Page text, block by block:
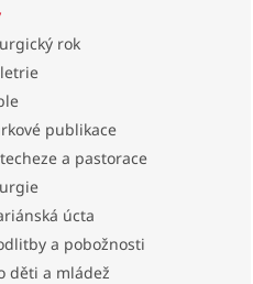
rok
publikace
a pastorace
úcta
a pobožnosti
děti a mládež